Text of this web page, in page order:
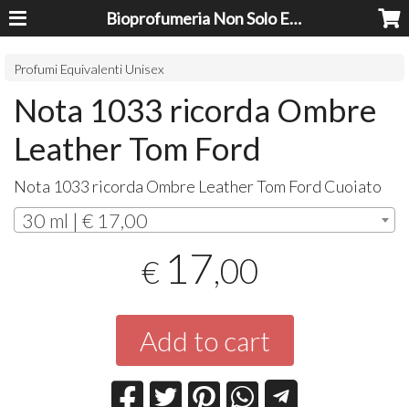
Bioprofumeria Non Solo Essenze
Profumi Equivalenti Unisex
Nota 1033 ricorda Ombre
Leather Tom Ford
Nota 1033 ricorda Ombre Leather Tom Ford Cuoiato
30 ml | € 17,00
€ 17,00
Add to cart